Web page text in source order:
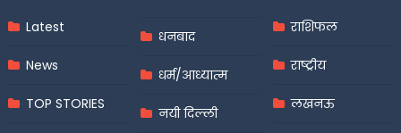
Latest
News
TOP STORIES
धनबाद
धर्म/आध्यात्म
नयी दिल्ली
राशिफल
राष्ट्रीय
लखनऊ